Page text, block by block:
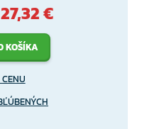
27,32 €
KOŠÍKA